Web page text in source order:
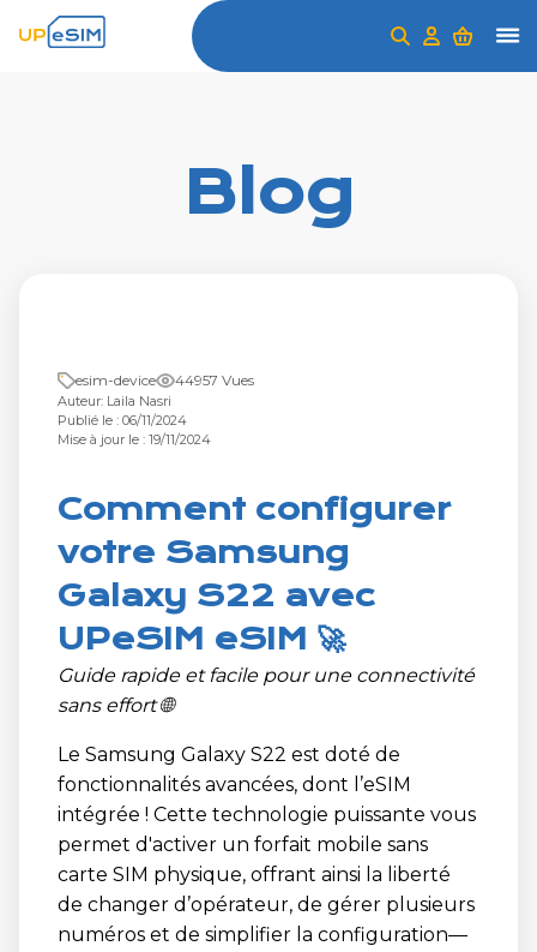
Blog
esim-device 44957 Vues
Auteur: Laila Nasri
Publié le : 06/11/2024
Mise à jour le : 19/11/2024
Comment configurer
votre Samsung
Galaxy S22 avec
UPeSIM eSIM 🚀
Guide rapide et facile pour une connectivité
sans effort 🌐
Le Samsung Galaxy S22 est doté de
fonctionnalités avancées, dont l’eSIM
intégrée ! Cette technologie puissante vous
permet d'activer un forfait mobile sans
carte SIM physique, offrant ainsi la liberté
de changer d’opérateur, de gérer plusieurs
numéros et de simplifier la configuration—